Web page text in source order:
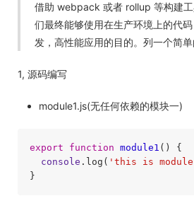
借助 webpack 或者 rollup 等构建
们最终能够使用在生产环境上的代
发，高性能应用的目的。列一个简单
1, 源码编写
module1.js(无任何依赖的模块一)
export function module1 ( ) {
console .log( 'this is
}